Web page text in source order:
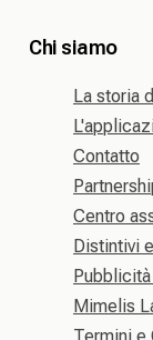
Chi siamo
La storia
Contatto
Centro
Distintivi
Mimelis